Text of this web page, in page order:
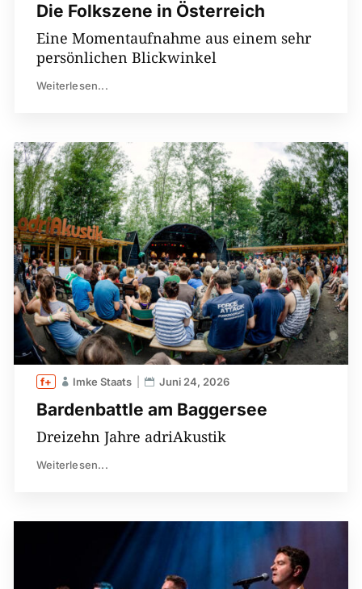
Die Folkszene in Österreich
Eine Momentaufnahme aus einem sehr
persönlichen Blickwinkel
Weiterlesen...
Bardenbattle am Baggersee
Imke Staats Juni 24, 2026
Dreizehn Jahre adriAkustik
Weiterlesen...